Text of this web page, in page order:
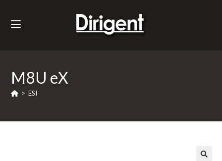
M8U eX
> ESI